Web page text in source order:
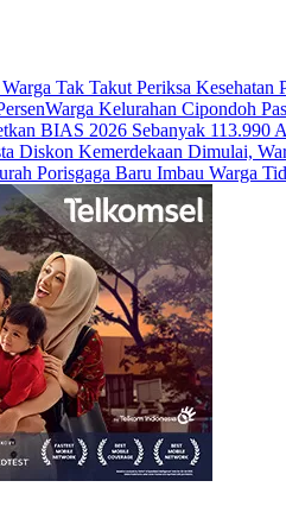
Tak Takut Periksa Kesehatan
Warga Kelurahan Cipondoh
BIAS 2026 Sebanyak 113.990
Diskon Kemerdekaan Dimulai,
Porisgaga Baru Imbau Warga